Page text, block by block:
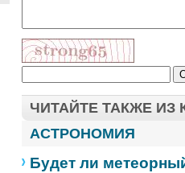
ЧИТАЙТЕ ТАКЖЕ ИЗ
АСТРОНОМИЯ
Будет ли